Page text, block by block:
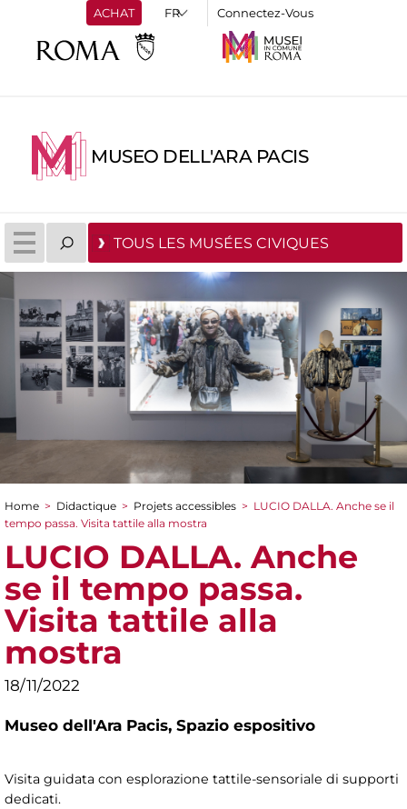
ACHAT Connectez-Vous
MUSEO DELL'ARA PACIS
TOUS LES MUSÉES CIVIQUES
You are here
Home > Didactique > Projets accessibles > LUCIO DALLA. Anche se il
tempo passa. Visita tattile alla mostra
LUCIO DALLA. Anche
se il tempo passa.
Visita tattile alla
mostra
18/11/2022
Museo dell'Ara Pacis, Spazio espositivo
Visita guidata con esplorazione tattile-sensoriale di supporti
dedicati.